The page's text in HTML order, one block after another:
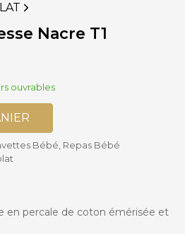
Nacre T1
ouvrables
Bébé Repas Bébé
en percale de coton émérisée et